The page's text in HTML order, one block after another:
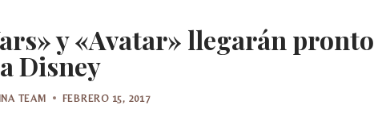
y «Avatar» llegarán pronto
Disney
TEAM FEBRERO 15, 2017